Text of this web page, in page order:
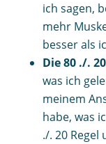
ich sagen,
mehr
besser als
Die 80 ./.
was ich
meinem
habe, was
./. 20 Regel